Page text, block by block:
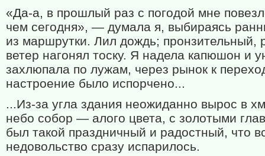
«Да-а, в прошлый раз с погодой мне
чем сегодня», — думала я, выбираясь
из маршрутки. Лил дождь; пронзительный,
ветер нагонял тоску. Я надела капюшон и
захлюпала по лужам, через рынок к
настроение было испорчено...
...Из-за угла здания неожиданно вырос в
небо собор — алого цвета, с золотыми
был такой праздничный и радостный, что
недовольство сразу испарилось.